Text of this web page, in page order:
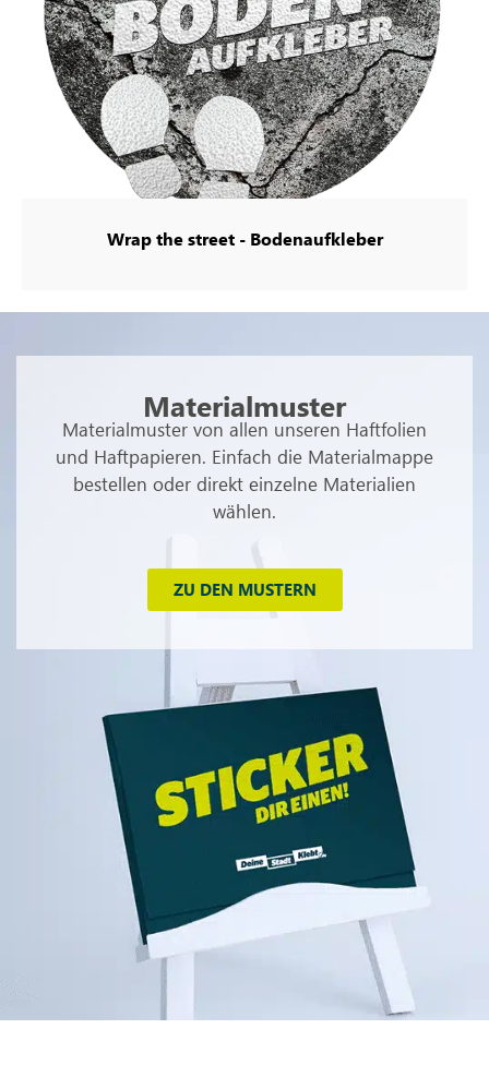
Wrap the street - Bodenaufkleber
Materialmuster
Materialmuster von allen unseren Haftfolien
und Haftpapieren. Einfach die Materialmappe
bestellen oder direkt einzelne Materialien
wählen.
ZU DEN MUSTERN